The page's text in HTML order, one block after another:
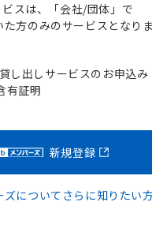
スは、「会社/団体」で
た方のみのサービスとなり
し出しサービスのお申込み
有証明
新規登録
についてさらに知りたい